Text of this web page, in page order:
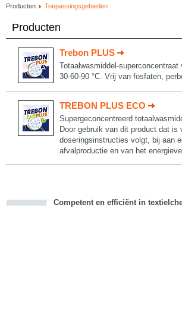
Producten Toepassingsgebieden
Producten
Trebon PLUS
Totaalwasmiddel-
30-60-90 °C. Vrij van fosfaten,
TREBON PLUS ECO
Supergeconcentreerd
Door gebruik van dit product dat
doseringsinstructies volgt, bij aan
afvalproductie en van het
Competent en efficiënt in